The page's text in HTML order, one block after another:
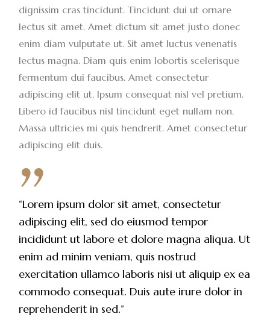
dignissim cras tincidunt. Tincidunt dui ut ornare
lectus sit amet. Amet dictum sit amet justo donec
enim diam vulputate ut. Sit amet luctus venenatis
lectus magna. Diam quis enim lobortis scelerisque
fermentum dui faucibus. Amet consectetur
adipiscing elit ut. Ipsum consequat nisl vel pretium.
Libero id faucibus nisl tincidunt eget nullam non.
Massa ultricies mi quis hendrerit. Amet consectetur
adipiscing elit duis.
“Lorem ipsum dolor sit amet, consectetur
adipiscing elit, sed do eiusmod tempor
incididunt ut labore et dolore magna aliqua. Ut
enim ad minim veniam, quis nostrud
exercitation ullamco laboris nisi ut aliquip ex ea
commodo consequat. Duis aute irure dolor in
reprehenderit in sed.”